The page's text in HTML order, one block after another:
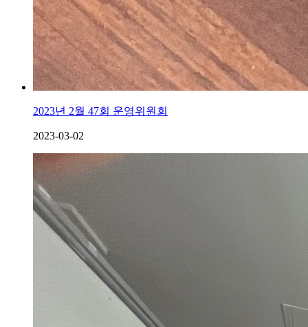
2023년 2월 47회 운영위원회
2023-03-02